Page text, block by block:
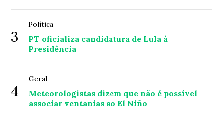
3
Política
PT oficializa candidatura de Lula à
Presidência
4
Geral
Meteorologistas dizem que não é possível
associar ventanias ao El Niño